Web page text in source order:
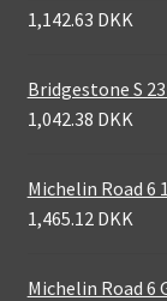
1,142.63 DKK
Bridgestone S
1,042.38 DKK
Michelin Road 6
1,465.12 DKK
Michelin Road 6